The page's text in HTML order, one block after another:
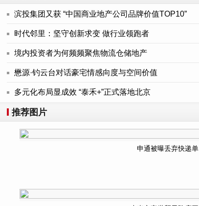
滨投集团又获 “中国商业地产公司品牌价值TOP10”
时代邻里：坚守创新求变 做行业领跑者
境内投资者为何频频聚焦物流仓储地产
懋源·钓云台对话豪宅情感向度与空间价值
多元化布局显成效 “泰禾+”正式落地北京
推荐图片
申通被曝丢弃快递单